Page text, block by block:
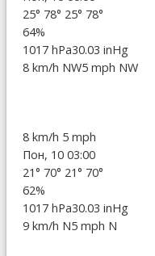
25° 78° 25° 78°
64%
1017 hPa30.03 inHg
8 km/h NW5 mph NW
8 km/h 5 mph
Пон, 10 03:00
21° 70° 21° 70°
62%
1017 hPa30.03 inHg
9 km/h N5 mph N